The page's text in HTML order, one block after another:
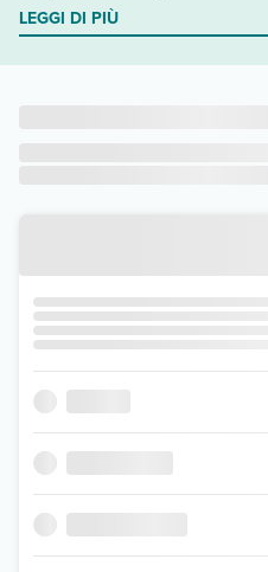
LEGGI DI PIÙ